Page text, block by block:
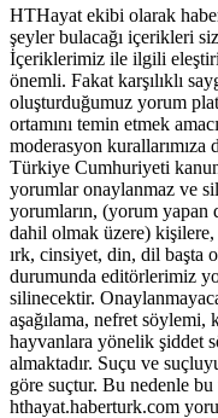
HTHayat ekibi olarak
şeyler bulacağı içerikleri
İçeriklerimiz ile ilgili
önemli. Fakat karşılıklı
oluşturduğumuz yorum
ortamını temin etmek
moderasyon
Türkiye Cumhuriyeti
yorumlar onaylanmaz ve
yorumların, (yorum yapan
dahil olmak üzere) kişilere,
ırk, cinsiyet, din, dil başta
durumunda editörlerimiz
silinecektir.
aşağılama, nefret söylemi,
hayvanlara yönelik şiddet
almaktadır. Suçu ve
göre suçtur. Bu nedenle
hthayat.haberturk.com